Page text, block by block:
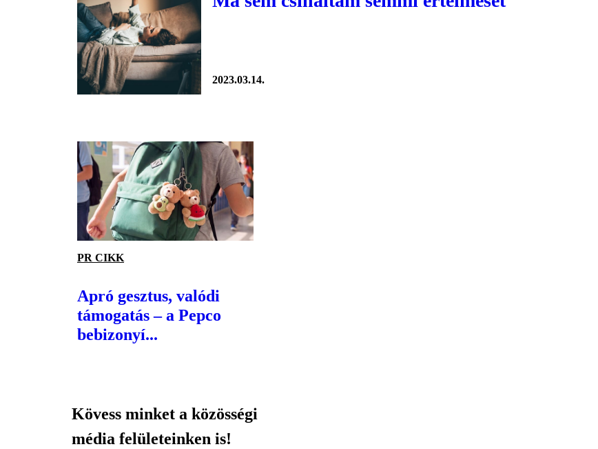
2023.03.14.
PR CIKK
Apró gesztus, valódi
támogatás – a Pepco
bebizonyí...
Kövess minket a közösségi
média felületeinken is!